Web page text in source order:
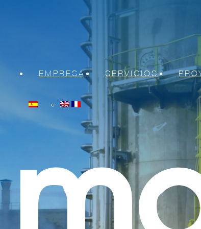
EMPRESA
Sobre Moncobra
SERVICIOS
Montajes e
Mantenimiento Integral
Trabajos en Parada
Desmantelamientos